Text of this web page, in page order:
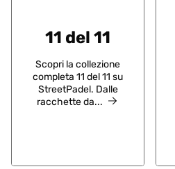
11 del 11
Scopri la collezione
completa 11 del 11 su
StreetPadel. Dalle
racchette da...